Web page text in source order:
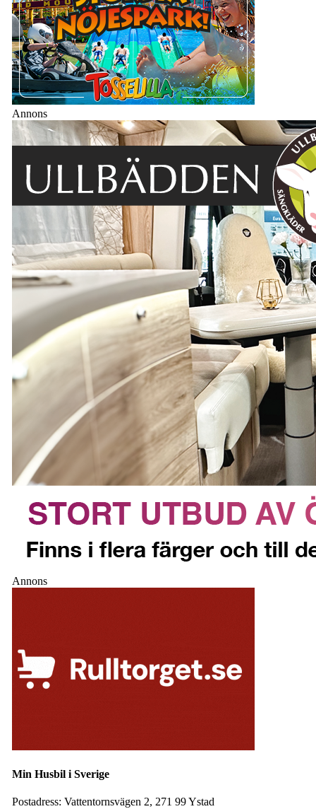
Annons
Annons
Min Husbil i Sverige
Postadress: Vattentornsvägen 2, 271 99 Ystad